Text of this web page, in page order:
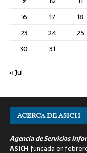
16
17 18
23
24 25
30
31
« Jul
ACERCA DE ASICH
Agencia de Servicios
ASICH fundada en